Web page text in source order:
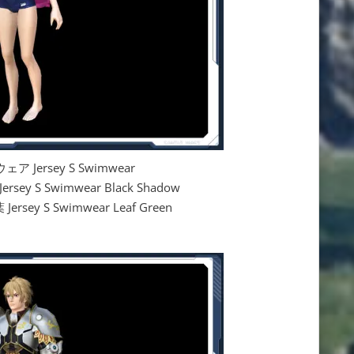
ェア Jersey S Swimwear
S Swimwear Black Shadow
Jersey S Swimwear Leaf Green